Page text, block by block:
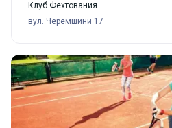
Клуб Фехтования
вул. Черемшини 17